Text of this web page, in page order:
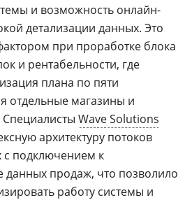
и возможность онлайн-
детализации данных. Это
при проработке блока
и рентабельности, где
плана по пяти
отдельные магазины и
Wave Solutions
архитектуру потоков
с подключением к
данных продаж, что позволило
работу системы и